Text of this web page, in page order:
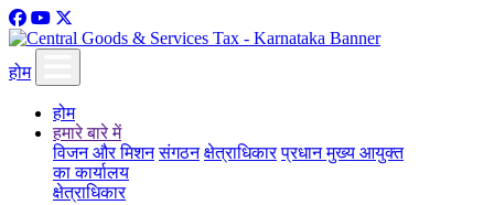
होम
होम
हमारे बारे में
विजन और मिशन संगठन क्षेत्राधिकार प्रधान मुख्य आयुक्त
का कार्यालय
क्षेत्राधिकार